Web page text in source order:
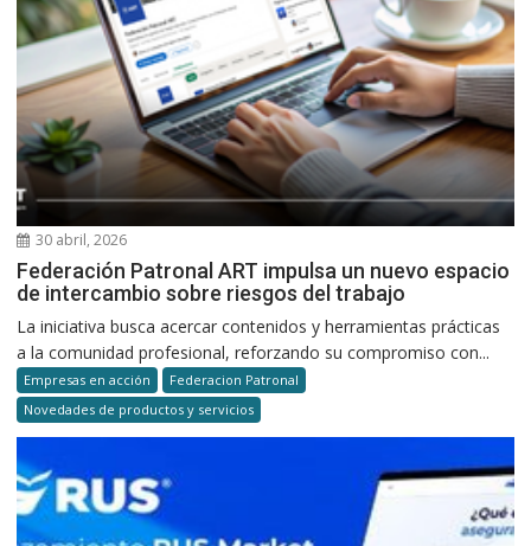
30 abril, 2026
Federación Patronal ART impulsa un nuevo espacio
de intercambio sobre riesgos del trabajo
La iniciativa busca acercar contenidos y herramientas prácticas
a la comunidad profesional, reforzando su compromiso con...
Empresas en acción
Federacion Patronal
Novedades de productos y servicios